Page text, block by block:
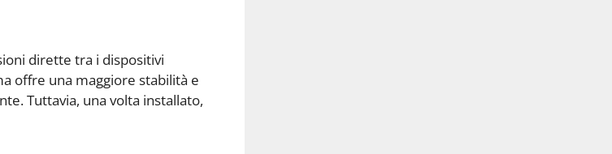
dirette tra i dispositivi
offre una maggiore stabilità e
Tuttavia, una volta installato,